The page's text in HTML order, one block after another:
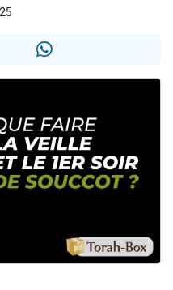
un don pour 1 Journée de Vacances Pour les Enfants